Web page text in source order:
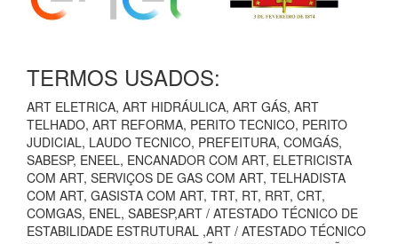
TERMOS USADOS:
ART ELETRICA, ART HIDRÁULICA, ART GÁS, ART
TELHADO, ART REFORMA, PERITO TECNICO, PERITO
JUDICIAL, LAUDO TECNICO, PREFEITURA, COMGÁS,
SABESP, ENEEL, ENCANADOR COM ART, ELETRICISTA
COM ART, SERVIÇOS DE GAS COM ART, TELHADISTA
COM ART, GASISTA COM ART, TRT, RT, RRT, CRT,
COMGAS, ENEL, SABESP,ART / ATESTADO TÉCNICO DE
ESTABILIDADE ESTRUTURAL ,ART / ATESTADO TÉCNICO